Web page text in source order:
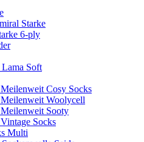
Starke
6-ply
Soft
Cosy Socks
Woolycell
Sooty
Socks
Multi